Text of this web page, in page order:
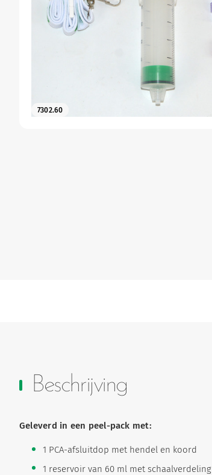
Gynaecologie
7302.60
Beschrijving
Geleverd in een peel-pack met:
1 PCA-afsluitdop met hendel en koord
1 reservoir van 60 ml met schaalverdeling